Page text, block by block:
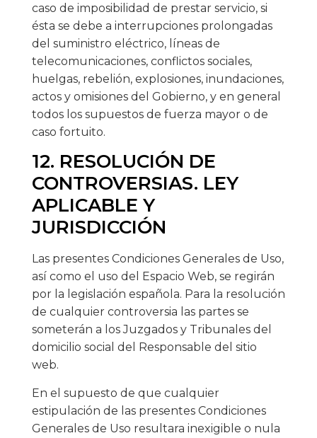
caso de imposibilidad de prestar servicio, si
ésta se debe a interrupciones prolongadas
del suministro eléctrico, líneas de
telecomunicaciones, conflictos sociales,
huelgas, rebelión, explosiones, inundaciones,
actos y omisiones del Gobierno, y en general
todos los supuestos de fuerza mayor o de
caso fortuito.
12. RESOLUCIÓN DE
CONTROVERSIAS. LEY
APLICABLE Y
JURISDICCIÓN
Las presentes Condiciones Generales de Uso,
así como el uso del Espacio Web, se regirán
por la legislación española. Para la resolución
de cualquier controversia las partes se
someterán a los Juzgados y Tribunales del
domicilio social del Responsable del sitio
web.
En el supuesto de que cualquier
estipulación de las presentes Condiciones
Generales de Uso resultara inexigible o nula